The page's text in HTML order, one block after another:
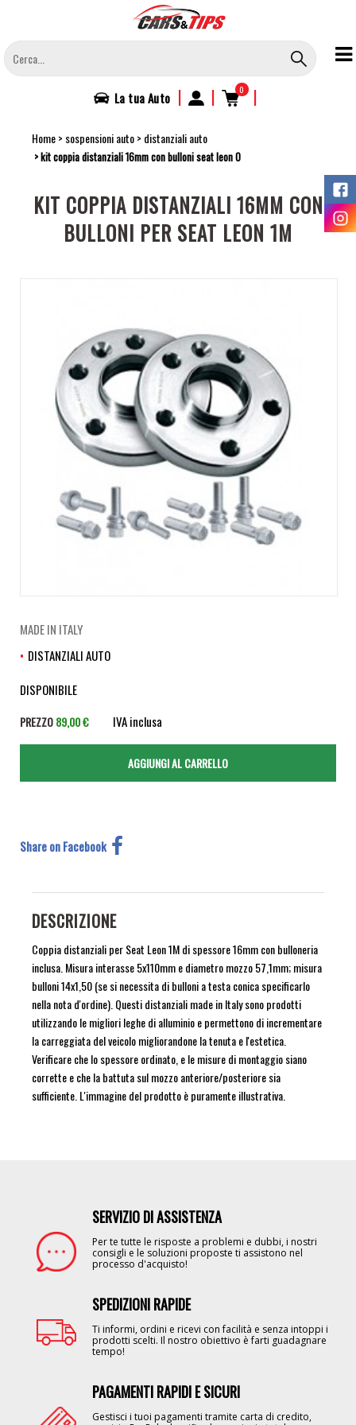
contenuto
principale
La tuaAuto | | 0 |
Home sospensioni auto distanziali auto
kit coppia distanziali 16mm con bulloni seat leon 0
KIT COPPIA DISTANZIALI 16MM CON
BULLONI PER SEAT LEON 1M
MADE IN ITALY
DISTANZIALI AUTO
DISPONIBILE
PREZZO89,00 € IVA inclusa
Share on Facebook
DESCRIZIONE
Coppia distanziali per Seat Leon 1M di spessore 16mm con bulloneria
inclusa. Misura interasse 5x110mm e diametro mozzo 57,1mm; misura
bulloni 14x1,50 (se si necessita di bulloni a testa conica specificarlo
nella nota d'ordine). Questi distanziali made in Italy sono prodotti
utilizzando le migliori leghe di alluminio e permettono di incrementare
la carreggiata del veicolo migliorandone la tenuta e l'estetica.
Verificare che lo spessore ordinato, e le misure di montaggio siano
corrette e che la battuta sul mozzo anteriore/posteriore sia
sufficiente. L'immagine del prodotto è puramente illustrativa.
SERVIZIO DI ASSISTENZA
Per te tutte le risposte a problemi e dubbi, i nostri
consigli e le soluzioni proposte ti assistono nel
processo d'acquisto!
SPEDIZIONI RAPIDE
Ti informi, ordini e ricevi con facilità e senza intoppi i
prodotti scelti. Il nostro obiettivo è farti guadagnare
tempo!
PAGAMENTI RAPIDI E SICURI
Gestisci i tuoi pagamenti tramite carta di credito,